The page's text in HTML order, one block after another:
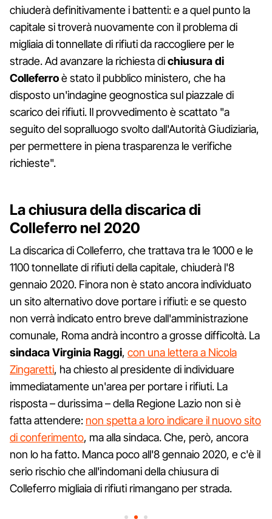
chiuderà definitivamente i battenti: e a quel punto la
capitale si troverà nuovamente con il problema di
migliaia di tonnellate di rifiuti da raccogliere per le
strade. Ad avanzare la richiesta dichiusura di
Colleferroè stato il pubblico ministero, che ha
disposto un'indagine geognostica sul piazzale di
scarico dei rifiuti. Il provvedimento è scattato "a
seguito del sopralluogo svolto dall'Autorità Giudiziaria,
per permettere in piena trasparenza le verifiche
richieste".
La chiusura della discarica di
Colleferro nel 2020
La discarica di Colleferro, che trattava tra le 1000 e le
1100 tonnellate di rifiuti della capitale, chiuderà l'8
gennaio 2020. Finora non è stato ancora individuato
un sito alternativo dove portare i rifiuti: e se questo
non verrà indicato entro breve dall'amministrazione
comunale, Roma andrà incontro a grosse difficoltà. La
sindaca Virginia Raggi, con una lettera a Nicola
Zingaretti, ha chiesto al presidente di individuare
immediatamente un'area per portare i rifiuti. La
risposta – durissima – della Regione Lazio non si è
fatta attendere: non spetta a loro indicare il nuovo sito
di conferimento, ma alla sindaca. Che, però, ancora
non lo ha fatto. Manca poco all'8 gennaio 2020, e c'è il
serio rischio che all'indomani della chiusura di
Colleferro migliaia di rifiuti rimangano per strada.